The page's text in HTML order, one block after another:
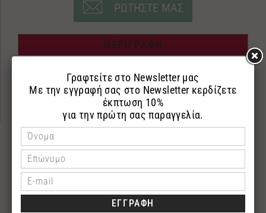
ΡΩΤΗΣΤΕ ΜΑΣ
ΠΕΡΙΓΡΑΦΗ
ΠΛΗΡΩΜΗ
Αμυγδαλέλαιο
100ml
Το αμυγδαλέλαιο είναι πλούσιο σε βιταμίνες και
πρωτεΐνες. Φροντίζει και θρέφει την επιδερμίδα
ενώ παράλληλα καταπολεμά αποτελεσματικά
ερεθισμούς του δέρματος. Ταιριάζει σε όλους τους
τύπους επιδερμίδας και είναι ιδιαίτερα τονωτικό
για ξηρές και ευαίσθητες επιδερμίδες.